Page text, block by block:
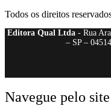
Todos os direitos
Editora Qual Ltda- Rua
– SP –
Navegue pelo site